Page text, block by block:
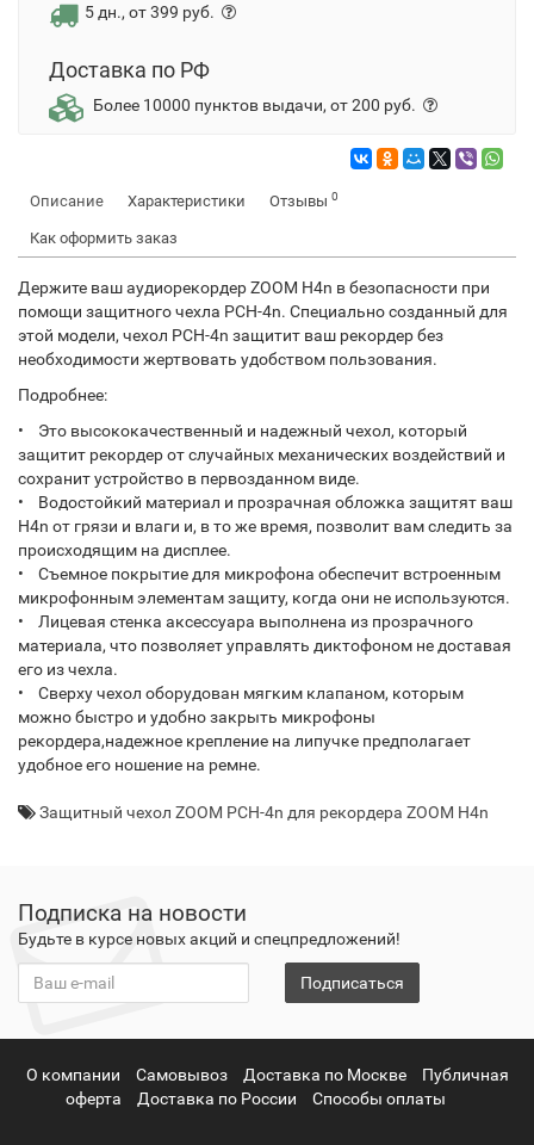
5 дн., от 399 руб.
Доставка по РФ
Более 10000 пунктов выдачи, от 200 руб.
Описание Характеристики Отзывы 0
Как оформить заказ
Держите ваш аудиорекордер ZOOM H4n в безопасности при
помощи защитного чехла PCH-4n. Специально созданный для
этой модели, чехол PCH-4n защитит ваш рекордер без
необходимости жертвовать удобством пользования.
Подробнее:
• Это высококачественный и надежный чехол, который
защитит рекордер от случайных механических воздействий и
сохранит устройство в первозданном виде.
• Водостойкий материал и прозрачная обложка защитят ваш
H4n от грязи и влаги и, в то же время, позволит вам следить за
происходящим на дисплее.
• Съемное покрытие для микрофона обеспечит встроенным
микрофонным элементам защиту, когда они не используются.
• Лицевая стенка аксессуара выполнена из прозрачного
материала, что позволяет управлять диктофоном не доставая
его из чехла.
• Сверху чехол оборудован мягким клапаном, которым
можно быстро и удобно закрыть микрофоны
рекордера,надежное крепление на липучке предполагает
удобное его ношение на ремне.
Защитный чехол ZOOM PCH-4n для рекордера ZOOM H4n
Подписка на новости
Будьте в курсе новых акций и спецпредложений!
Подписаться
О компании Самовывоз Доставка по Москве
Публичная
оферта
Доставка по России Способы оплаты